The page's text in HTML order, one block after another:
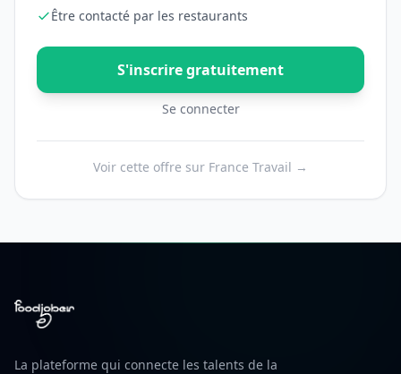
Être contacté par les restaurants
S'inscrire gratuitement
Se connecter
Voir cette offre sur France Travail →
La plateforme qui connecte les talents de la